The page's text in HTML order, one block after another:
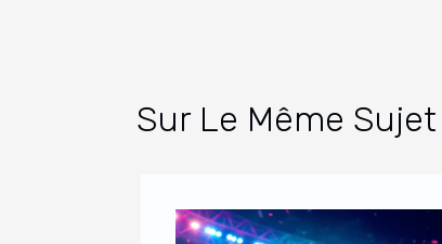
Sur Le Même Sujet